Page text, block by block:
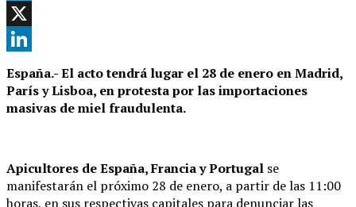
Telegram
X
España.- El acto tendrá lugar el 28 de enero en Madrid,
París y Lisboa, en protesta por las importaciones
masivas de miel fraudulenta.
Apicultores de España, Francia y Portugal se
manifestarán el próximo 28 de enero, a partir de las 11:00
horas, en sus respectivas capitales para denunciar las